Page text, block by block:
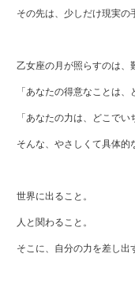
その先は、少しだけ現実の
乙女座の月が照らすのは、
「あなたの得意なことは、
「あなたの力は、どこでい
そんな、やさしくて具体的
世界に出ること。
人と関わること。
そこに、自分の力を差し出